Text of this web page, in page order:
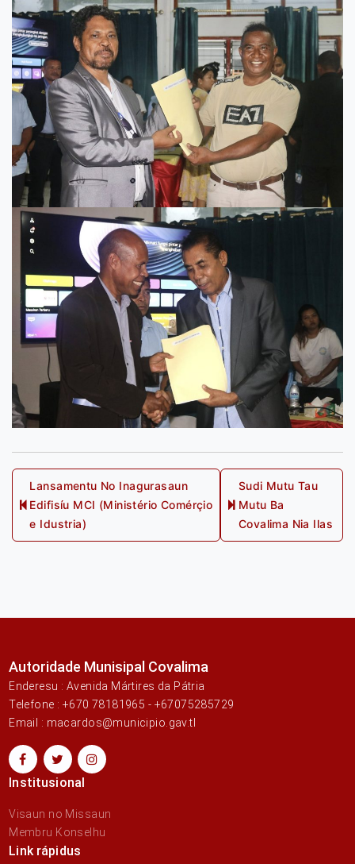
Post
navigationPrevious
Lansamentu No Inagurasaun
Edifisíu MCI (Ministério Comérçio
e Idustria)
Next
post:
Sudi Mutu Tau
Mutu Ba
Covalima Nia Ilas
Autoridade Munisipal Covalima
Enderesu : Avenida Mártires da Pátria
Telefone : +670 78181965 - +67075285729
Email : macardos@municipio.gav.tl
Institusional
Visaun no Missaun
Membru Konselhu
Link rápidus